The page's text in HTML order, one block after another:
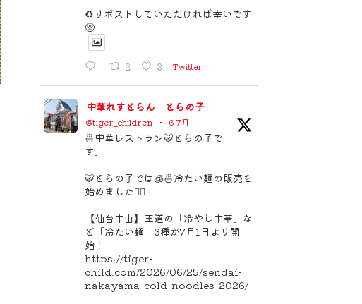
♻️リポストしていただければ幸いです
🥺
2 3 Twitter
中華れすとらん とらの子
@tiger_children · 6 7月
🍜中華レストラン🐯とらの子で
す。
🐯とらの子では🧊🍜冷たい麺の販売を
始めました🙇‍♀️
【仙台中山】王道の「冷やし中華」な
ど「冷たい麺」3種が7月1日より開
始！
https://tiger-
child.com/2026/06/25/sendai-
nakayama-cold-noodles-2026/